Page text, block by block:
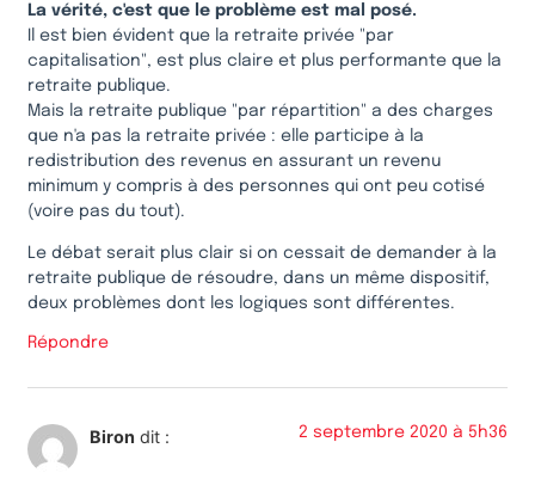
La vérité, c'est que le problème est mal posé.
Il est bien évident que la retraite privée "par
capitalisation", est plus claire et plus performante que la
retraite publique.
Mais la retraite publique "par répartition" a des charges
que n'a pas la retraite privée : elle participe à la
redistribution des revenus en assurant un revenu
minimum y compris à des personnes qui ont peu cotisé
(voire pas du tout).
Le débat serait plus clair si on cessait de demander à la
retraite publique de résoudre, dans un même dispositif,
deux problèmes dont les logiques sont différentes.
Répondre
Biron dit : 2 septembre 2020 à 5h36